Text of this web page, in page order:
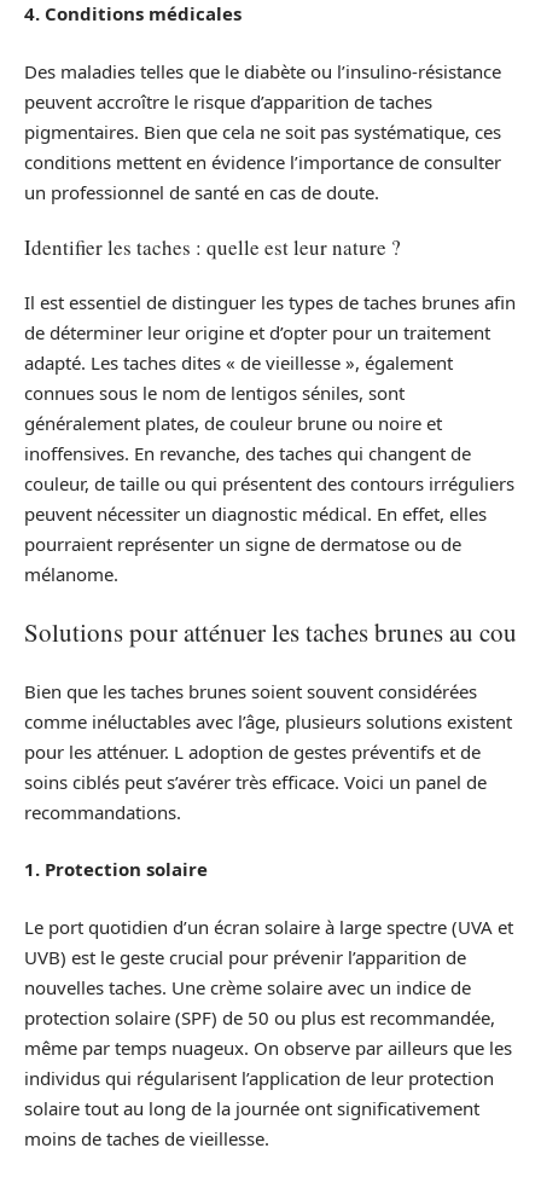
4. Conditions médicales
Des maladies telles que le diabète ou l’insulino-résistance
peuvent accroître le risque d’apparition de taches
pigmentaires. Bien que cela ne soit pas systématique, ces
conditions mettent en évidence l’importance de consulter
un professionnel de santé en cas de doute.
Identifier les taches : quelle est leur nature ?
Il est essentiel de distinguer les types de taches brunes afin
de déterminer leur origine et d’opter pour un traitement
adapté. Les taches dites « de vieillesse », également
connues sous le nom de lentigos séniles, sont
généralement plates, de couleur brune ou noire et
inoffensives. En revanche, des taches qui changent de
couleur, de taille ou qui présentent des contours irréguliers
peuvent nécessiter un diagnostic médical. En effet, elles
pourraient représenter un signe de dermatose ou de
mélanome.
Solutions pour atténuer les taches brunes au cou
Bien que les taches brunes soient souvent considérées
comme inéluctables avec l’âge, plusieurs solutions existent
pour les atténuer. L adoption de gestes préventifs et de
soins ciblés peut s’avérer très efficace. Voici un panel de
recommandations.
1. Protection solaire
Le port quotidien d’un écran solaire à large spectre (UVA et
UVB) est le geste crucial pour prévenir l’apparition de
nouvelles taches. Une crème solaire avec un indice de
protection solaire (SPF) de 50 ou plus est recommandée,
même par temps nuageux. On observe par ailleurs que les
individus qui régularisent l’application de leur protection
solaire tout au long de la journée ont significativement
moins de taches de vieillesse.